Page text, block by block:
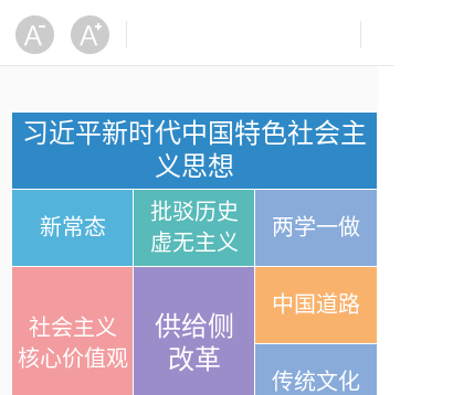
习近平新时代中国特色社会主
义思想
新常态
批驳历史
虚无主义
两学一做
社会主义
核心价值观
供给侧
改革
中国道路
传统文化